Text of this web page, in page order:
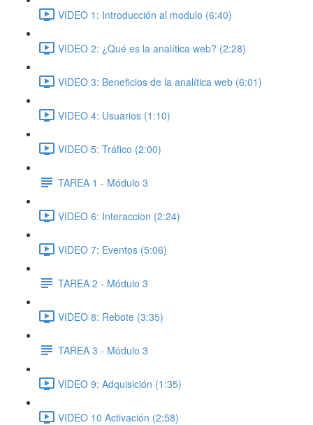
VIDEO 1: Introducción al modulo (6:40)
VIDEO 2: ¿Qué es la analítica web? (2:28)
VIDEO 3: Beneficios de la analítica web (6:01)
VIDEO 4: Usuarios (1:10)
VIDEO 5: Tráfico (2:00)
TAREA 1 - Módulo 3
VIDEO 6: Interaccion (2:24)
VIDEO 7: Eventos (5:06)
TAREA 2 - Módulo 3
VIDEO 8: Rebote (3:35)
TAREA 3 - Módulo 3
VIDEO 9: Adquisición (1:35)
VIDEO 10 Activación (2:58)